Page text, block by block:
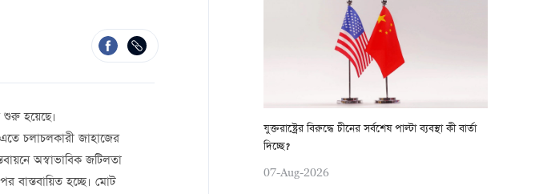
শুরু হয়েছে।
চলাচলকারী জাহাজের
অস্বাভাবিক জটিলতা
বাস্তবায়িত হচ্ছে। মোট
যুক্তরাষ্ট্রের বিরুদ্ধে চীনের সর্বশেষ পাল্টা ব্যবস্থা কী বার্তা
দিচ্ছে?
07-Aug-2026